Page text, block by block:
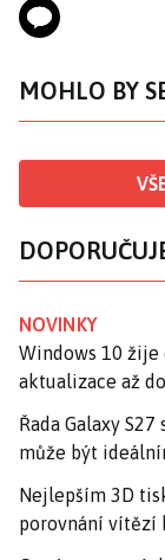
MOHLO BY
NOVINKY
Windows 10
aktualizace až
Řada Galaxy
může být
Nejlepším 3D
porovnání vítězí